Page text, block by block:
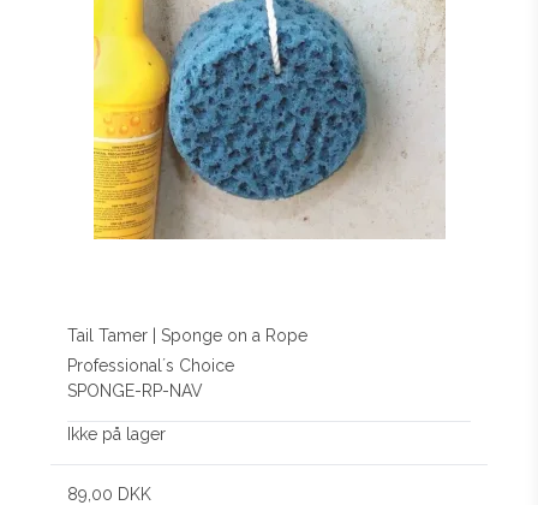
Tail Tamer | Sponge on a Rope
Professional´s Choice
SPONGE-RP-NAV
Ikke på lager
89,00 DKK